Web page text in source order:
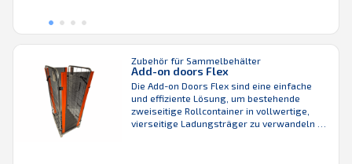
Öffnen, wodurch ein ergonomischer und
schneller Zugriff auf die Waren möglich ist,
ohne Arbeitsabläufe zu verlangsamen. ...
Zubehör für Sammelbehälter
Add-on doors Flex
Die Add-on Doors Flex sind eine einfache
und effiziente Lösung, um bestehende
zweiseitige Rollcontainer in vollwertige,
vierseitige Ladungsträger zu verwandeln –